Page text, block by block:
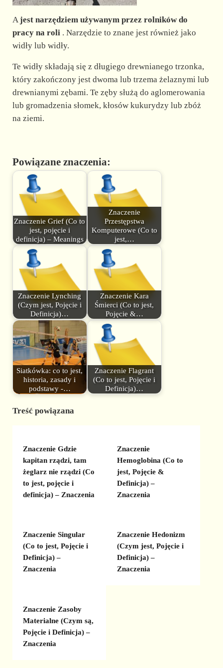
A jest narzędziem używanym przez rolników do
pracy na roli . Narzędzie to znane jest również jako
widły lub widły.
Te widły składają się z długiego drewnianego trzonka,
który zakończony jest dwoma lub trzema żelaznymi lub
drewnianymi zębami. Te zęby służą do aglomerowania
lub gromadzenia słomek, kłosów kukurydzy lub zbóż
na ziemi.
Powiązane znaczenia:
Znaczenie Grief (Co to
jest, pojęcie i
definicja) – Meanings
Znaczenie
Przestępstwa
Komputerowe (Co to
jest,…
Znaczenie Lynching
(Czym jest, Pojęcie i
Definicja)…
Znaczenie Kara
Śmierci (Co to jest,
Pojęcie &…
Siatkówka: co to jest,
historia, zasady i
podstawy -…
Znaczenie Flagrant
(Co to jest, Pojęcie i
Definicja)…
Treść powiązana
Znaczenie Gdzie
kapitan rządzi, tam
żeglarz nie rządzi (Co
to jest, pojęcie i
definicja) – Znaczenia
Znaczenie
Hemoglobina (Co to
jest, Pojęcie &
Definicja) –
Znaczenia
Znaczenie Singular
(Co to jest, Pojęcie i
Definicja) –
Znaczenia
Znaczenie Hedonizm
(Czym jest, Pojęcie i
Definicja) –
Znaczenia
Znaczenie Zasoby
Materialne (Czym są,
Pojęcie i Definicja) –
Znaczenia